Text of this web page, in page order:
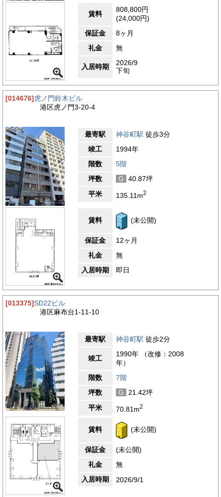
賃料
808,800円
(24,000円)
保証金
8ヶ月
礼金
無
入居時期
2026/9
下旬
[014676]虎ノ門鈴木ビル
港区虎ノ門3-20-4
最寄駅 神谷町駅 徒歩3分
竣工
1994年
階数
5階
坪数
G
40.87坪
平米
135.11m2
賃料 (未公開)
保証金
12ヶ月
礼金
無
入居時期
即日
[013375]SD22ビル
港区麻布台1-11-10
最寄駅 神谷町駅 徒歩2分
竣工
1990年 （改修：2008
年）
階数
7階
坪数
G
21.42坪
平米
70.81m2
賃料 (未公開)
保証金
(未公開)
礼金
無
入居時期
2026/9/1